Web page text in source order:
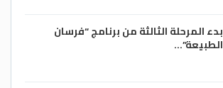
بدء المرحلة الثالثة من برنامج “فرسان
الطبيعة”…